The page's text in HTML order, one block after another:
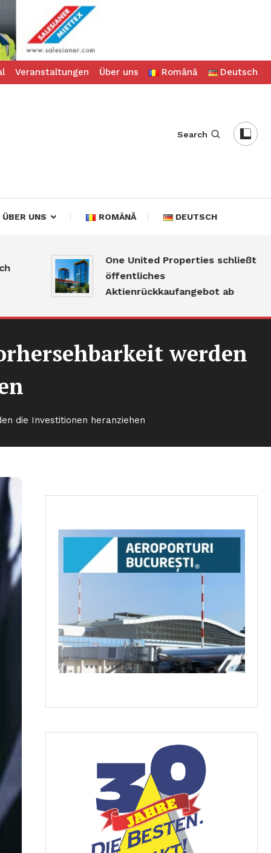
Veranstaltungen Über uns Română Deutsch
Search
ÜBER UNS ROMÂNĂ DEUTSCH
One United Properties schließt
öffentliches
Aktienrückkaufangebot ab
werden
die Investitionen heranziehen